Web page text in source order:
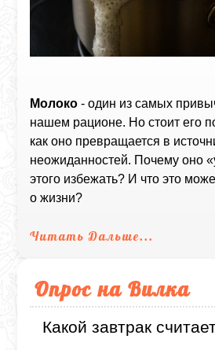
Молоко - один из самых
нашем рационе. Но стоит его
как оно превращается в
неожиданностей. Почему оно
этого избежать? И что это
о жизни?
Читать Дальше...
Опрос на Вилка
Какой завтрак